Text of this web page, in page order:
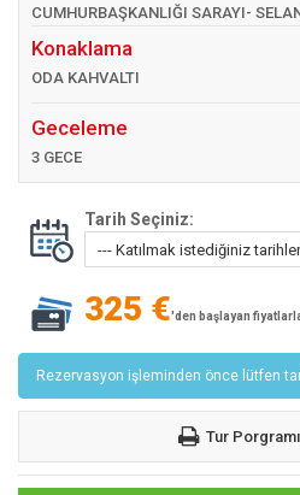
CUMHURBAŞKANLIĞI SARAYI-
Konaklama
ODA KAHVALTI
Geceleme
3 GECE
Tarih Seçiniz:
325 €'den başlayan
Rezervasyon işleminden önce lütfen
Tur